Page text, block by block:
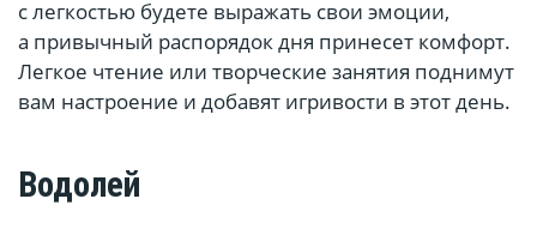
с легкостью будете выражать свои эмоции,
а привычный распорядок дня принесет комфорт.
Легкое чтение или творческие занятия поднимут
вам настроение и добавят игривости в этот день.
Водолей